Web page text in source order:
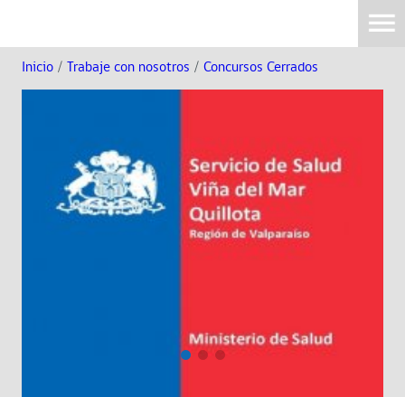
Inicio / Trabaje con nosotros / Concursos Cerrados